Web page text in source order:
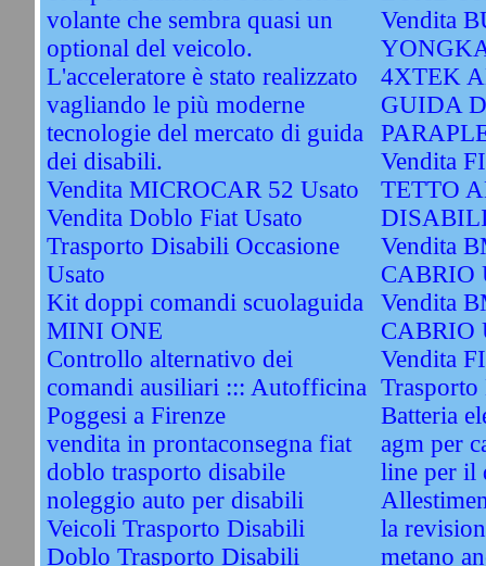
volante che sembra quasi un
optional del veicolo.
L'acceleratore è stato realizzato
vagliando le più moderne
tecnologie del mercato di guida
dei disabili.
Vendita MICROCAR 52 Usato
Vendita Doblo Fiat Usato
Trasporto Disabili Occasione
Usato
Kit doppi comandi scuolaguida
MINI ONE
Controllo alternativo dei
comandi ausiliari ::: Autofficina
Poggesi a Firenze
vendita in prontaconsegna fiat
doblo trasporto disabile
noleggio auto per disabili
Veicoli Trasporto Disabili
Doblo Trasporto Disabili
Vendita
4XTEK
GUIDA
Vendita
TETTO
Vendita
CABRIO
Vendita
CABRIO
Vendita
Batteria
agm per
line per il
la
metano